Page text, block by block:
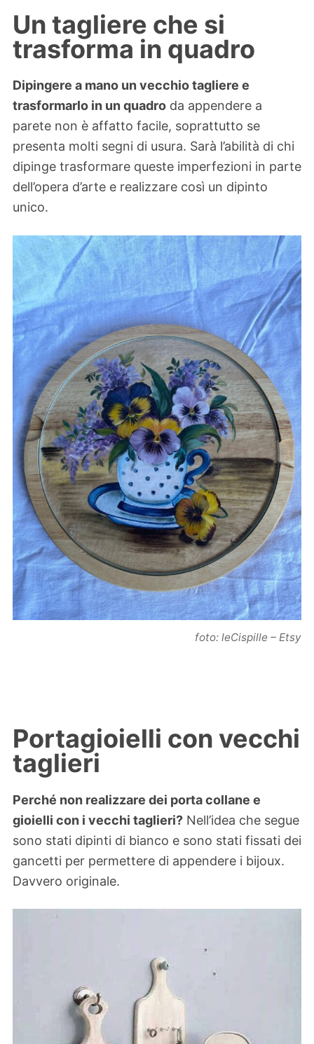
Un tagliere che si
trasforma in quadro
Dipingere a mano un vecchio tagliere e
trasformarlo in un quadro da appendere a
parete non è affatto facile, soprattutto se
presenta molti segni di usura. Sarà l’abilità di chi
dipinge trasformare queste imperfezioni in parte
dell’opera d’arte e realizzare così un dipinto
unico.
foto: leCispille – Etsy
Portagioielli con vecchi
taglieri
Perché non realizzare dei porta collane e
gioielli con i vecchi taglieri? Nell’idea che segue
sono stati dipinti di bianco e sono stati fissati dei
gancetti per permettere di appendere i bijoux.
Davvero originale.